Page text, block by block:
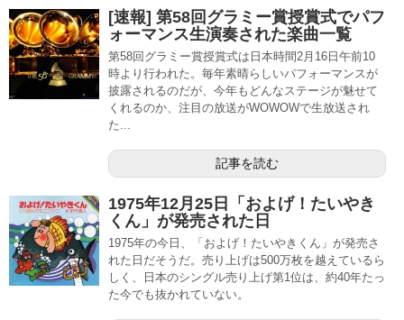
[速報] 第58回グラミー賞授賞式でパフ
ォーマンス生演奏された楽曲一覧
第58回グラミー賞授賞式は日本時間2月16日午前10
時より行われた。毎年素晴らしいパフォーマンスが
披露されるのだが、今年もどんなステージが魅せて
くれるのか、注目の放送がWOWOWで生放送され
た...
記事を読む
1975年12月25日「およげ！たいやき
くん」が発売された日
1975年の今日、「およげ！たいやきくん」が発売さ
れた日だそうだ。売り上げは500万枚を越えているら
しく、日本のシングル売り上げ第1位は、約40年たっ
た今でも抜かれていない。